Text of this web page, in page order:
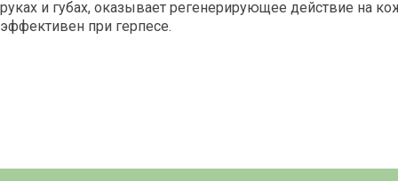
руках и губах, оказывает регенерирующее действие на
эффективен при герпесе.